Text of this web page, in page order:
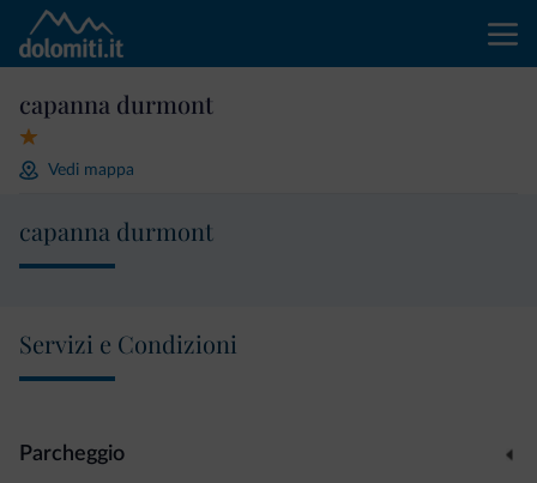
capanna durmont
Vedi mappa
capanna durmont
Servizi e Condizioni
Parcheggio